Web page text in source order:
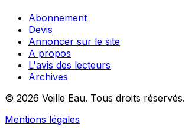
Abonnement
Devis
Annoncer sur le site
A propos
L'avis des lecteurs
Archives
© 2026 Veille Eau. Tous droits réservés.
Mentions légales